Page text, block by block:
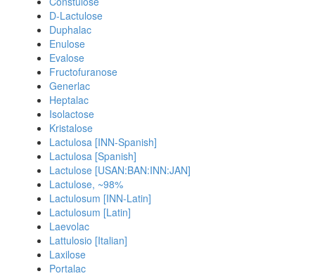
D-Lactulose
Duphalac
Enulose
Evalose
Fructofuranose
Generlac
Heptalac
Isolactose
Kristalose
Lactulosa [INN-Spanish]
Lactulosa [Spanish]
Lactulose [USAN:BAN:INN:JAN]
Lactulose, ~98%
Lactulosum [INN-Latin]
Lactulosum [Latin]
Laevolac
Lattulosio [Italian]
Laxilose
Portalac